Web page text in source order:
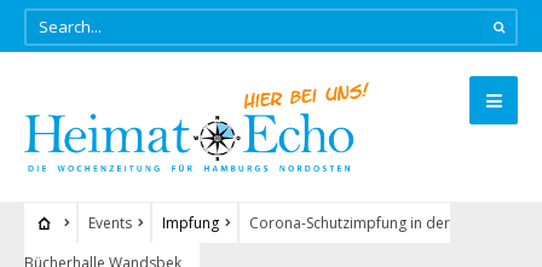
Events Impfung
Corona-Schutzimpfung in der
Bücherhalle Wandsbek